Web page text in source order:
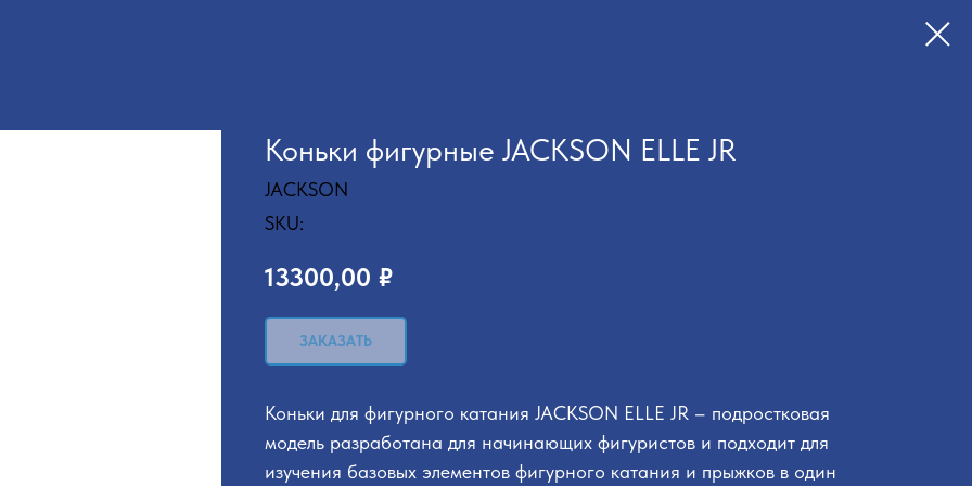
Коньки фигурные JACKSON ELLE JR
JACKSON
SKU:
13300,00 ₽
ЗАКАЗАТЬ
Коньки для фигурного катания JACKSON ELLE JR – подростковая
модель разработана для начинающих фигуристов и подходит для
изучения базовых элементов фигурного катания и прыжков в один